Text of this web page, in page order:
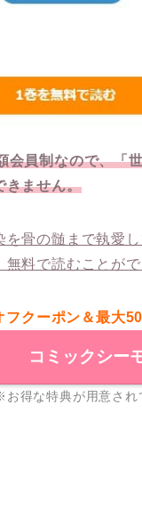
員制なので、「
きません。
を骨の髄まで執愛
料で読むことがで
フクーポン＆最大
コミックシー
お得な特典が用意され